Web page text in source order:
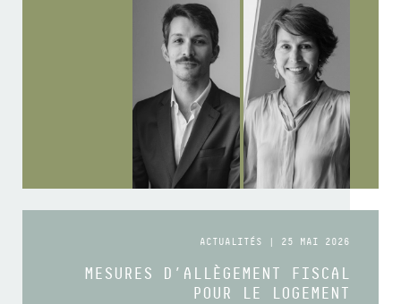
ACTUALITÉS | 25 MAI 2026
MESURES D’ALLÈGEMENT FISCAL
POUR LE LOGEMENT